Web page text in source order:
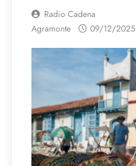
Radio Cadena
Agramonte
09/12/2025